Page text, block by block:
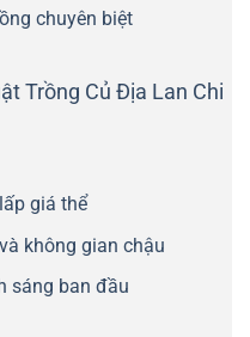
chuyên biệt
Trồng Củ Địa Lan Chi
giá thể
không gian chậu
sáng ban đầu